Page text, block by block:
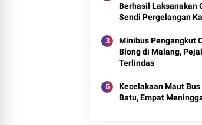
Berhasil Laksanakan
Sendi Pergelangan
Minibus Pengangkut
Blong di Malang,
Terlindas
Kecelakaan Maut
Batu, Empat